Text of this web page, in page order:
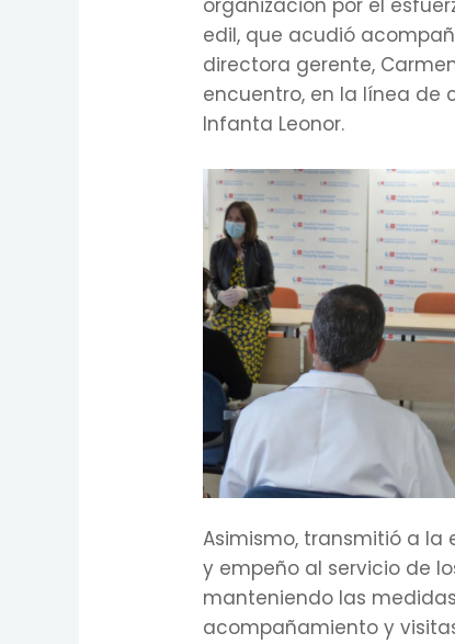
edil, que acudió
directora gerente,
encuentro, en la línea de
Infanta Leonor.
Asimismo, transmitió a la
y empeño al servicio de
manteniendo las
acompañamiento y